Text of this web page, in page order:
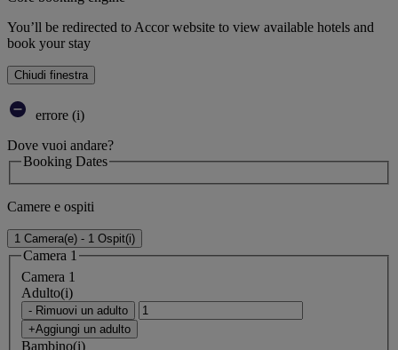
You’ll be redirected to Accor website to view available hotels and
book your stay
Chiudi finestra
errore (i)
Dove vuoi andare?
Booking Dates
Camere e ospiti
1 Camera(e) - 1 Ospit(i)
Camera 1
Camera 1
Adulto(i)
- Rimuovi un adulto
+Aggiungi un adulto
Bambino(i)